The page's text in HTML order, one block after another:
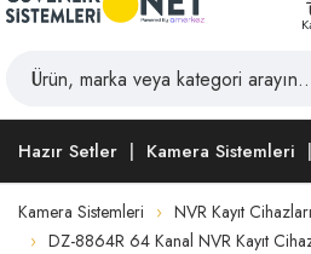
Hazır Setler Kamera Sistemleri
Kamera Sistemleri
NVR Kayıt Cihazları
DZ-8864R 64 Kanal NVR Kayıt